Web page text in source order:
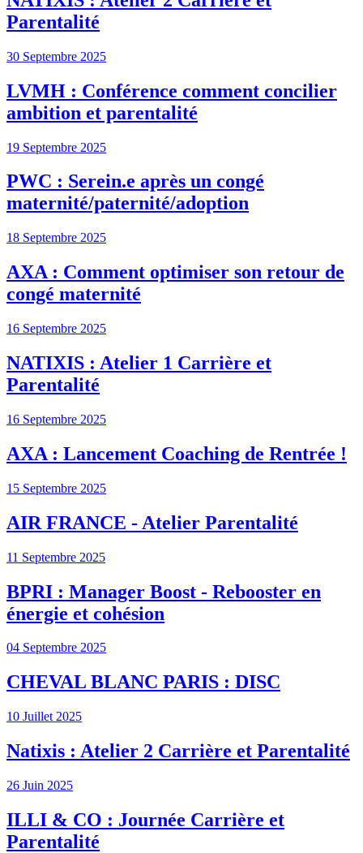
Parentalité
30 Septembre 2025
LVMH : Conférence comment concilier
ambition et parentalité
19 Septembre 2025
PWC : Serein.e après un congé
maternité/paternité/adoption
18 Septembre 2025
AXA : Comment optimiser son retour de
congé maternité
16 Septembre 2025
NATIXIS : Atelier 1 Carrière et
Parentalité
16 Septembre 2025
AXA : Lancement Coaching de Rentrée !
15 Septembre 2025
AIR FRANCE - Atelier Parentalité
11 Septembre 2025
BPRI : Manager Boost - Rebooster en
énergie et cohésion
04 Septembre 2025
CHEVAL BLANC PARIS : DISC
10 Juillet 2025
Natixis : Atelier 2 Carrière et Parentalité
26 Juin 2025
ILLI & CO : Journée Carrière et
Parentalité